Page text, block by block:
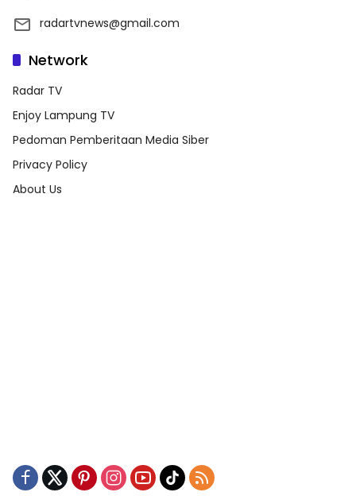
radartvnews@gmail.com
Network
Radar TV
Enjoy Lampung TV
Pedoman Pemberitaan Media Siber
Privacy Policy
About Us